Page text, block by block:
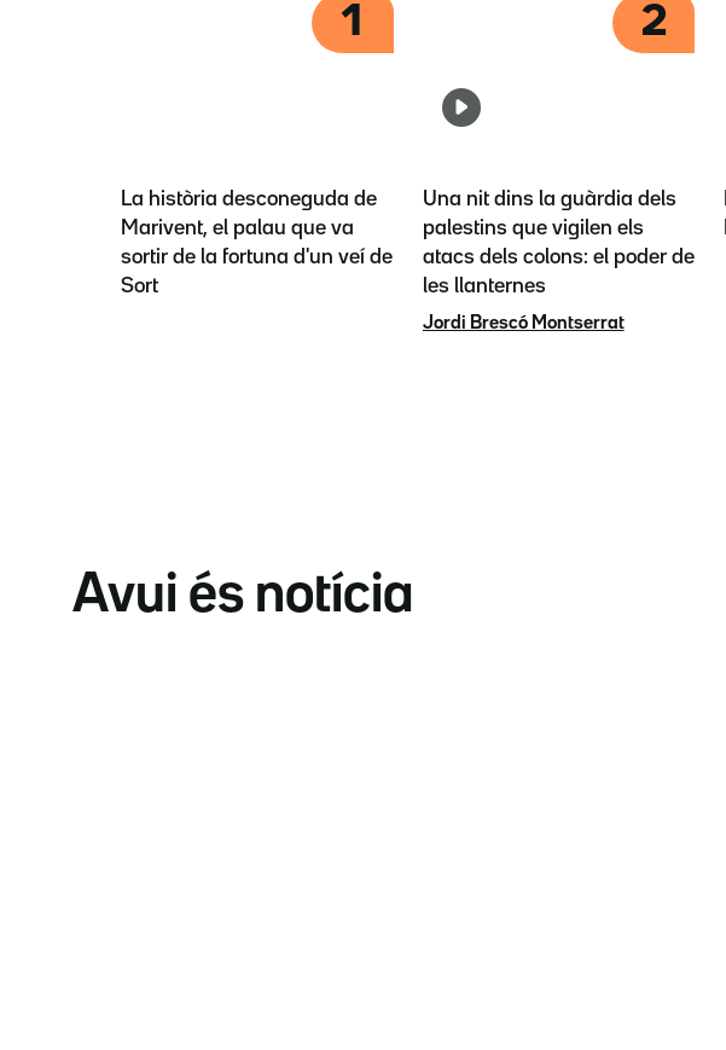
1
La història desconeguda de
Marivent, el palau que va
sortir de la fortuna d'un veí de
Sort
2
Una nit dins la guàrdia dels
palestins que vigilen els
atacs dels colons: el poder de
les llanternes
Jordi Brescó Montserrat
Avui és notícia